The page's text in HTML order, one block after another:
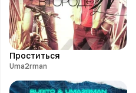
Проститься
Uma2rman